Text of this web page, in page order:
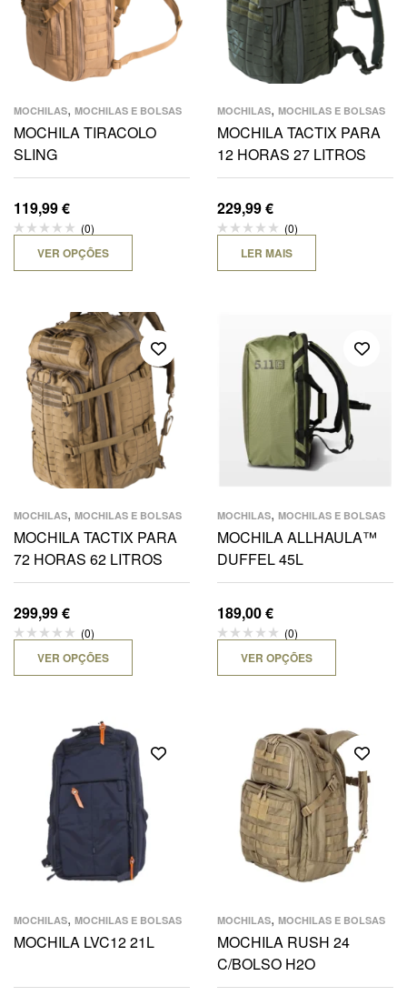
MOCHILAS, MOCHILAS E BOLSAS
MOCHILA TIRACOLO
SLING
119,99€
(0)
VER OPÇÕES
MOCHILAS, MOCHILAS E BOLSAS
MOCHILA TACTIX PARA
12 HORAS 27 LITROS
229,99€
(0)
LER MAIS
MOCHILAS, MOCHILAS E BOLSAS
MOCHILA TACTIX PARA
72 HORAS 62 LITROS
299,99€
(0)
VER OPÇÕES
MOCHILAS, MOCHILAS E BOLSAS
MOCHILA ALLHAULA™
DUFFEL 45L
189,00€
(0)
VER OPÇÕES
MOCHILAS, MOCHILAS E BOLSAS
MOCHILA LVC12 21L
MOCHILAS, MOCHILAS E BOLSAS
MOCHILA RUSH 24
C/BOLSO H2O